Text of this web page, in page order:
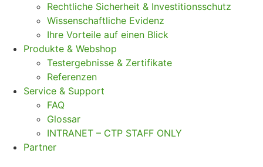
Rechtliche Sicherheit & Investitionsschutz
Wissenschaftliche Evidenz
Ihre Vorteile auf einen Blick
Produkte & Webshop
Testergebnisse & Zertifikate
Referenzen
Service & Support
FAQ
Glossar
INTRANET – CTP STAFF ONLY
Partner